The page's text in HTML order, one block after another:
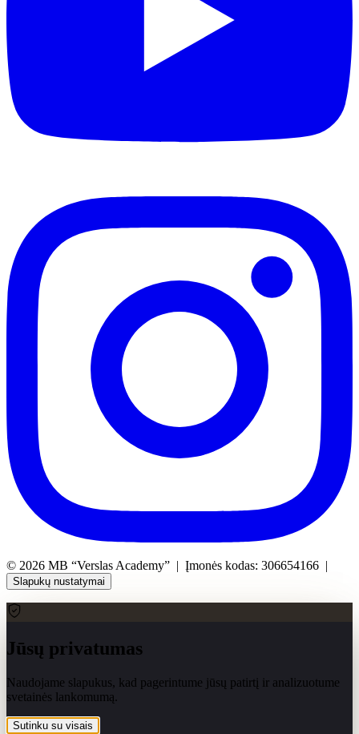
© 2026 MB “Verslas Academy” | Įmonės kodas: 306654166 |
Slapukų nustatymai
Jūsų privatumas
Naudojame slapukus, kad pagerintume jūsų patirtį ir analizuotume
svetainės lankomumą.
Sutinku su visais